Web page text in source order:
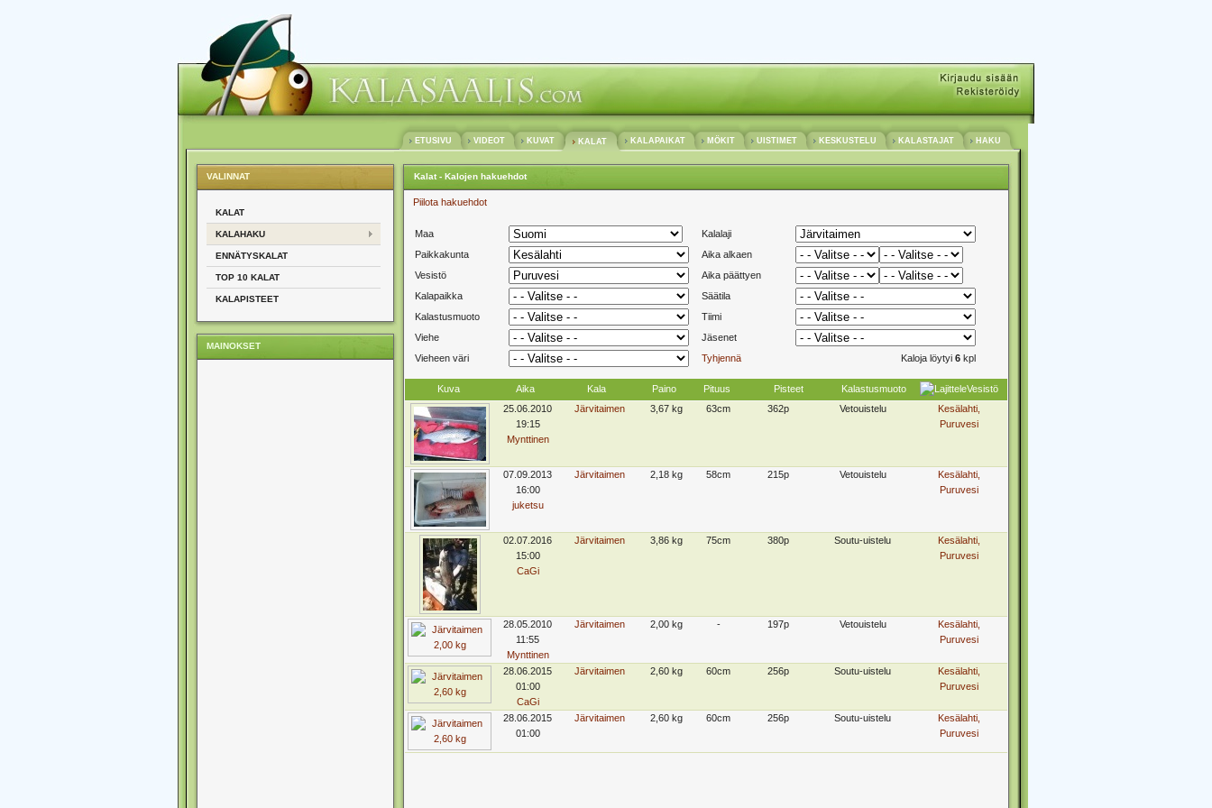
ETUSIVU VIDEOT KUVAT KALAT KALAPAIKAT MÖKIT UISTIMET KESKUSTELU KALASTAJAT HAKU
VALINNAT
KALAT
KALAHAKU
ENNÄTYSKALAT
TOP 10 KALAT
KALAPISTEET
MAINOKSET
Kalat - Kalojen hakuehdot
Piilota hakuehdot
Maa
Kalalaji
Paikkakunta
Aika alkaen
Vesistö
Aika päättyen
Kalapaikka
Säätila
Kalastusmuoto
Tiimi
Viehe
Jäsenet
Vieheen väri
Tyhjennä Kaloja löytyi 6 kpl
Kuva Aika Kala Paino Pituus Pisteet Kalastusmuoto
Vesistö
25.06.2010
19:15
Mynttinen
Järvitaimen 3,67 kg 63cm 362p Vetouistelu
Kesälahti,
Puruvesi
07.09.2013
16:00
juketsu
Järvitaimen 2,18 kg 58cm 215p Vetouistelu
Kesälahti,
Puruvesi
02.07.2016
15:00
CaGi
Järvitaimen 3,86 kg 75cm 380p Soutu-uistelu
Kesälahti,
Puruvesi
28.05.2010
11:55
Mynttinen
Järvitaimen 2,00 kg - 197p Vetouistelu
Kesälahti,
Puruvesi
28.06.2015
01:00
CaGi
Järvitaimen 2,60 kg 60cm 256p Soutu-uistelu
Kesälahti,
Puruvesi
28.06.2015
01:00
Järvitaimen 2,60 kg 60cm 256p Soutu-uistelu
Kesälahti,
Puruvesi